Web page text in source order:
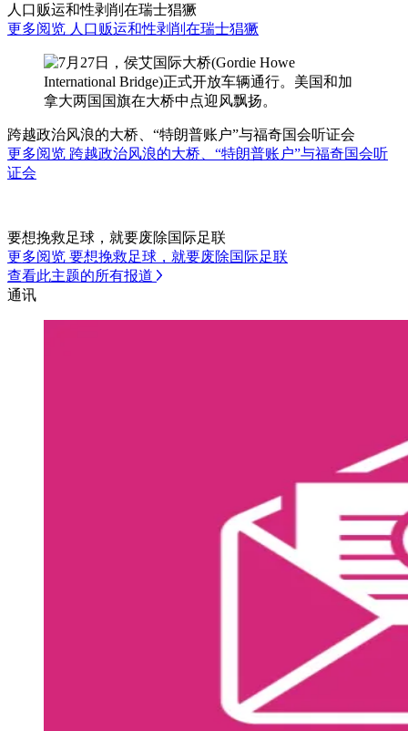
人口贩运和性剥削在瑞士猖獗
更多阅览 人口贩运和性剥削在瑞士猖獗
跨越政治风浪的大桥、“特朗普账户”与福奇国会听证会
更多阅览 跨越政治风浪的大桥、“特朗普账户”与福奇国会听
证会
要想挽救足球，就要废除国际足联
更多阅览 要想挽救足球，就要废除国际足联
查看此主题的所有报道
通讯